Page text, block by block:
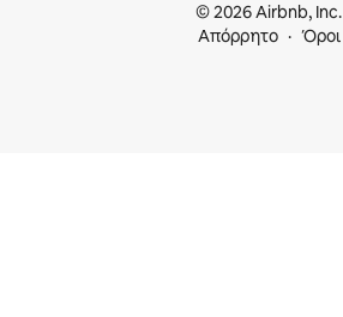
© 2026 Airbnb, Inc.
Απόρρητο
Όροι